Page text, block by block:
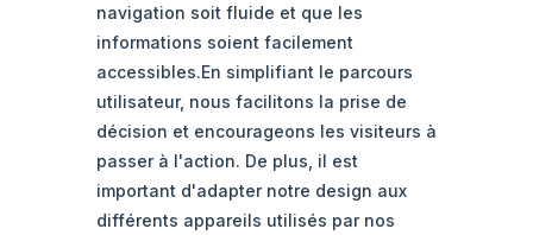
navigation soit fluide et que les
informations soient facilement
accessibles.En simplifiant le parcours
utilisateur, nous facilitons la prise de
décision et encourageons les visiteurs à
passer à l'action. De plus, il est
important d'adapter notre design aux
différents appareils utilisés par nos